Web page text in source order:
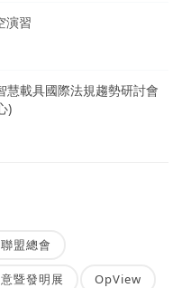
演習
慧載具國際法規趨勢研討會
)
盟總會
暨發明展 OpView